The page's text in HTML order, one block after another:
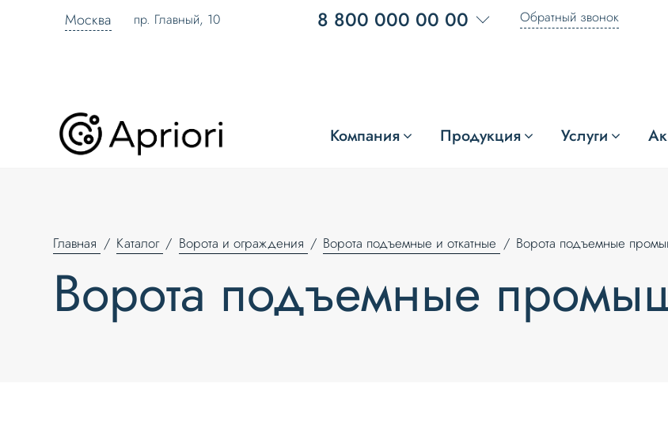
Москва пр. Главный, 10 8 800 000 00 00 Обратный звонок
Компания Продукция Услуги
Главная Каталог Ворота и ограждения Ворота подъемные и откатные Ворота подъемные
Ворота подъемные